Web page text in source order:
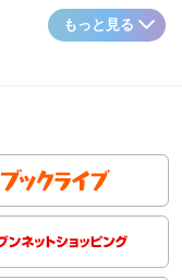
もっと見る